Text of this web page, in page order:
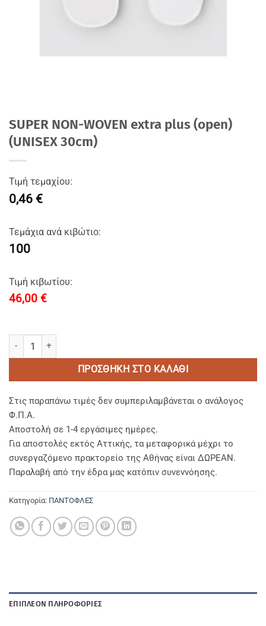
SUPER NON-WOVEN extra plus (open)
(UNISEX 30cm)
Τιμή τεμαχίου:
0,46 €
Τεμάχια ανά κιβώτιο:
100
Τιμή κιβωτίου:
46,00 €
SUPER NON-WOVEN extra plus (open) (UNISEX 30cm) ποσότητα
ΠΡΟΣΘΉΚΗ ΣΤΟ ΚΑΛΆΘΙ
Στις παραπάνω τιμές δεν συμπεριλαμβάνεται ο ανάλογος
Φ.Π.Α.
Αποστολή σε 1-4 εργάσιμες ημέρες.
Για αποστολές εκτός Αττικής, τα μεταφορικά μέχρι το
συνεργαζόμενο πρακτορείο της Αθήνας είναι ΔΩΡΕΑΝ.
Παραλαβή από την έδρα μας κατόπιν συνεννόησης.
Κατηγορία: ΠΑΝΤΟΦΛΕΣ
ΕΠΙΠΛΈΟΝ ΠΛΗΡΟΦΟΡΊΕΣ